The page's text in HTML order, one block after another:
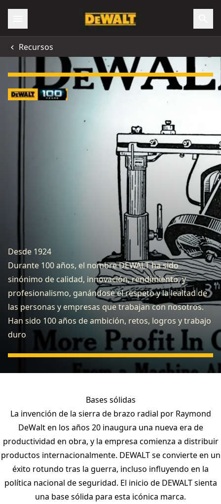
Recursos
Desde 1924
Durante 100 años, el nombre DEWALT ha sido
sinónimo de calidad, innovación, rendimiento, y
profesionalismo, ganándose el respeto y la lealtad de
las personas y empresas que trabajan con nosotros.
Han sido 100 años de ambición, retos, logros y trabajo
duro
Bases sólidas
La invención de la sierra de brazo radial por Raymond
DeWalt en los años 20 inaugura una nueva era de
productividad en obra, y la empresa comienza a distribuir
productos internacionalmente. DEWALT se convierte en un
éxito rotundo tras la guerra, incluso influyendo en la
política nacional de seguridad. El inicio de DEWALT sienta
una base sólida para esta icónica marca.